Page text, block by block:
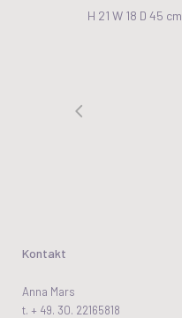
H 21 W 18 D 45 cm
Kontakt
Anna Mars
t. + 49. 30. 22165818